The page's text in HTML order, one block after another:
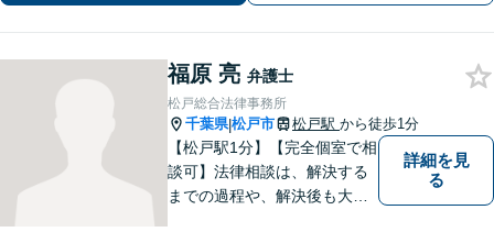
福原 亮 弁護士
松戸総合法律事務所
千葉県|松戸市 松戸駅 から徒歩1分
【松戸駅1分】【完全個室で相
談可】法律相談は、解決する
までの過程や、解決後も大切
詳細を見
る